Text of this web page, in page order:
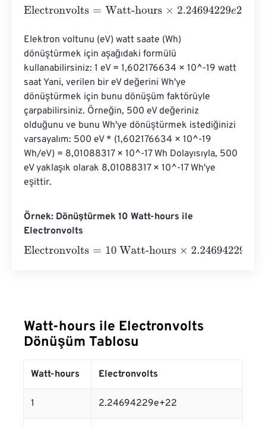
Electronvolts=Watt-hours×2.24694229e22
Elektron voltunu (eV) watt saate (Wh)
dönüştürmek için aşağıdaki formülü
kullanabilirsiniz: 1 eV = 1,602176634 × 10^-19 watt
saat Yani, verilen bir eV değerini Wh'ye
dönüştürmek için bunu dönüşüm faktörüyle
çarpabilirsiniz. Örneğin, 500 eV değeriniz
olduğunu ve bunu Wh'ye dönüştürmek istediğinizi
varsayalım: 500 eV * (1,602176634 × 10^-19
Wh/eV) = 8,01088317 × 10^-17 Wh Dolayısıyla, 500
eV yaklaşık olarak 8,01088317 × 10^-17 Wh'ye
eşittir.
Örnek: Dönüştürmek 10 Watt-hours ile
Electronvolts
Electronvolts=10 Watt-hours×2.24694229e22=
Watt-hours ile Electronvolts
Dönüşüm Tablosu
Watt-hours Electronvolts
1 2.24694229e+22